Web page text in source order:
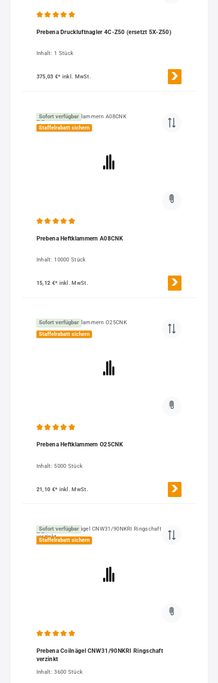
Prebena Druckluftnagler 4C-Z50 (ersetzt 5X-Z50)
Inhalt: 1 Stück
375,03 €* inkl. MwSt.
Sofort verfügbar
Staffelrabatt sichern
Prebena Heftklammern A08CNK
Inhalt: 10000 Stück
15,12 €* inkl. MwSt.
Sofort verfügbar
Staffelrabatt sichern
Prebena Heftklammern O25CNK
Inhalt: 5000 Stück
21,10 €* inkl. MwSt.
Sofort verfügbar
Staffelrabatt sichern
Prebena Coilnägel CNW31/90NKRI Ringschaft
verzinkt
Inhalt:3600 Stück